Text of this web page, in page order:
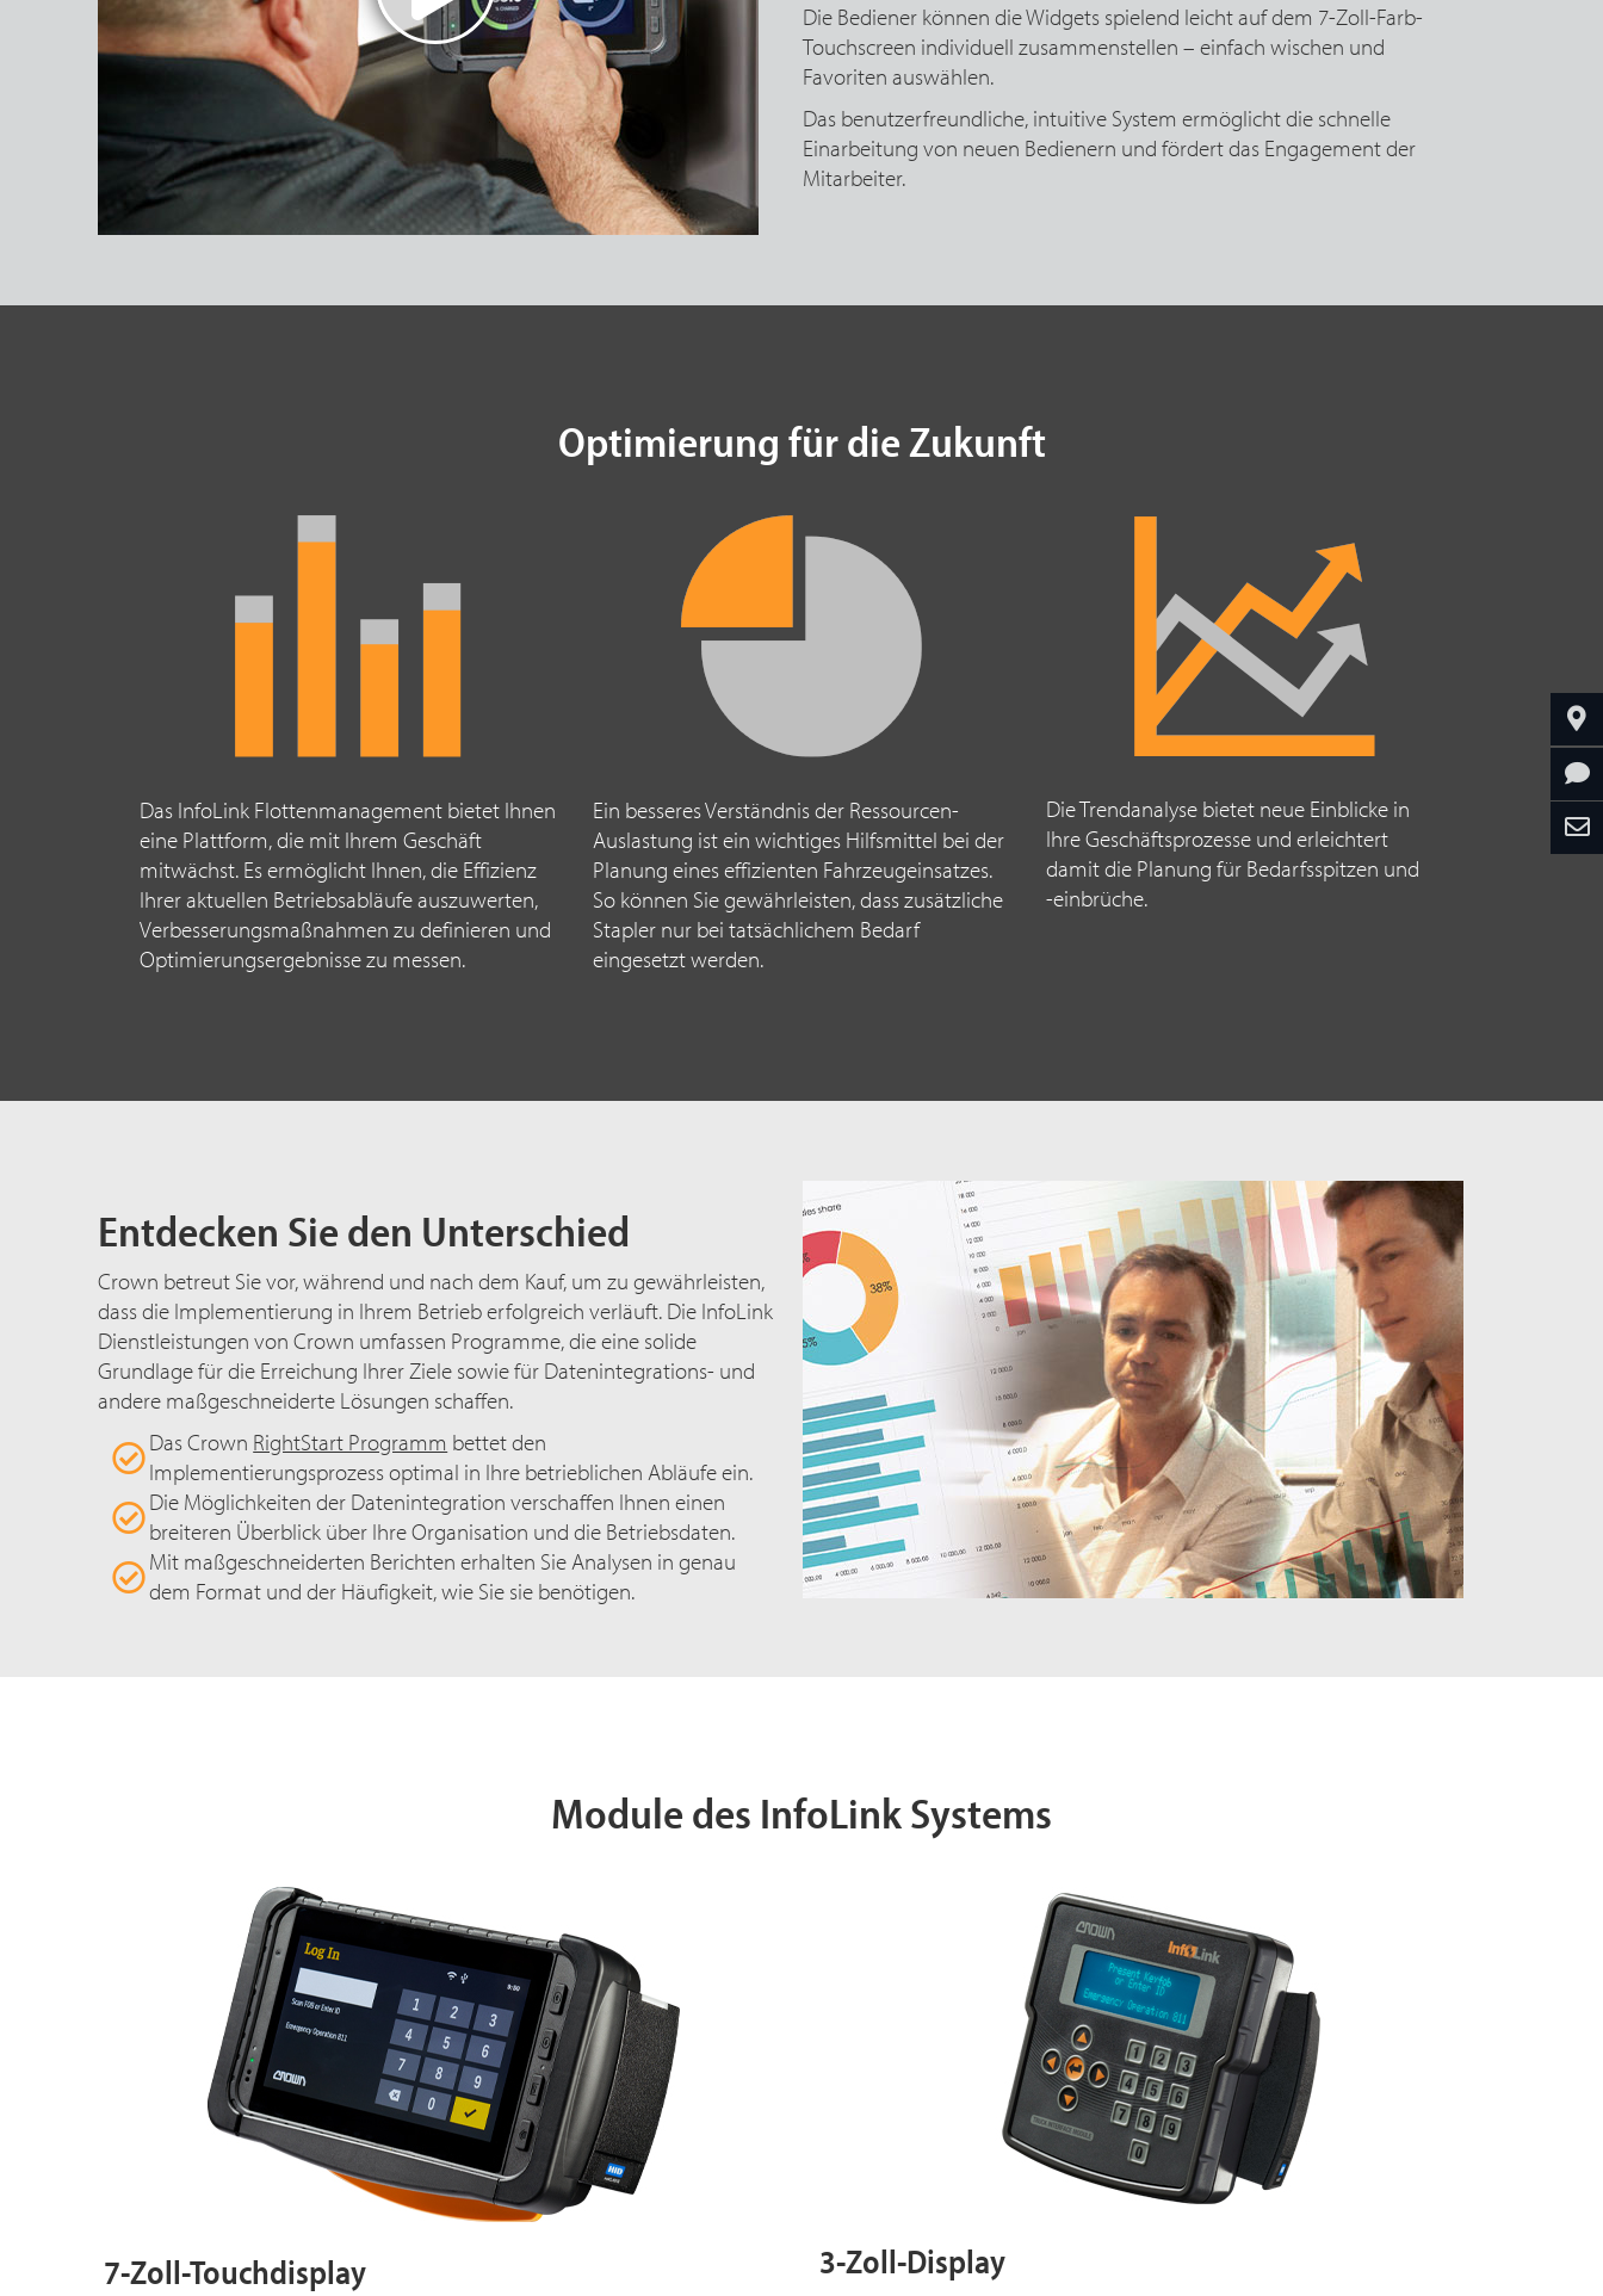
Die Bediener können die Widgets spielend leicht auf dem 7-Zoll-Farb-
Touchscreen individuell zusammenstellen – einfach wischen und
Favoriten auswählen.
Das benutzerfreundliche, intuitive System ermöglicht die schnelle
Einarbeitung von neuen Bedienern und fördert das Engagement der
Mitarbeiter.
Optimierung für die Zukunft
Das InfoLink Flottenmanagement bietet Ihnen
eine Plattform, die mit Ihrem Geschäft
mitwächst. Es ermöglicht Ihnen, die Effizienz
Ihrer aktuellen Betriebsabläufe auszuwerten,
Verbesserungsmaßnahmen zu definieren und
Optimierungsergebnisse zu messen.
Ein besseres Verständnis der Ressourcen-
Auslastung ist ein wichtiges Hilfsmittel bei der
Planung eines effizienten Fahrzeugeinsatzes.
So können Sie gewährleisten, dass zusätzliche
Stapler nur bei tatsächlichem Bedarf
eingesetzt werden.
Die Trendanalyse bietet neue Einblicke in
Ihre Geschäftsprozesse und erleichtert
damit die Planung für Bedarfsspitzen und
-einbrüche.
Entdecken Sie den Unterschied
Crown betreut Sie vor, während und nach dem Kauf, um zu gewährleisten,
dass die Implementierung in Ihrem Betrieb erfolgreich verläuft. Die InfoLink
Dienstleistungen von Crown umfassen Programme, die eine solide
Grundlage für die Erreichung Ihrer Ziele sowie für Datenintegrations- und
andere maßgeschneiderte Lösungen schaffen.
Das Crown RightStart Programm bettet den
Implementierungsprozess optimal in Ihre betrieblichen Abläufe ein.
Die Möglichkeiten der Datenintegration verschaffen Ihnen einen
breiteren Überblick über Ihre Organisation und die Betriebsdaten.
Mit maßgeschneiderten Berichten erhalten Sie Analysen in genau
dem Format und der Häufigkeit, wie Sie sie benötigen.
Module des InfoLink Systems
7-Zoll-Touchdisplay 3-Zoll-Display